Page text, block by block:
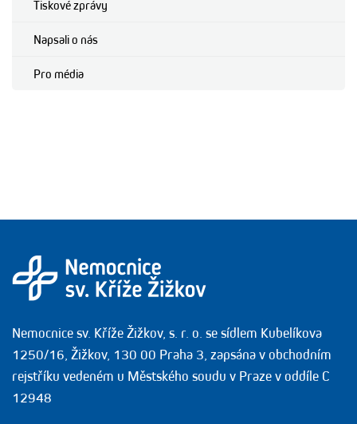
Tiskové zprávy
Napsali o nás
Pro média
Nemocnice sv. Kříže Žižkov, s. r. o. se sídlem Kubelíkova
1250/16, Žižkov, 130 00 Praha 3, zapsána v obchodním
rejstříku vedeném u Městského soudu v Praze v oddíle C
12948